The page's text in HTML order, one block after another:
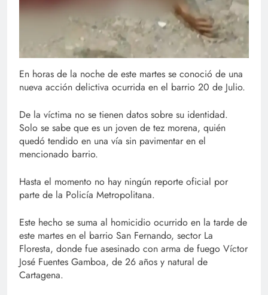
En horas de la noche de este martes se conoció de una
nueva acción delictiva ocurrida en el barrio 20 de Julio.
De la víctima no se tienen datos sobre su identidad.
Solo se sabe que es un joven de tez morena, quién
quedó tendido en una vía sin pavimentar en el
mencionado barrio.
Hasta el momento no hay ningún reporte oficial por
parte de la Policía Metropolitana.
Este hecho se suma al homicidio ocurrido en la tarde de
este martes en el barrio San Fernando, sector La
Floresta, donde fue asesinado con arma de fuego Víctor
José Fuentes Gamboa, de 26 años y natural de
Cartagena.